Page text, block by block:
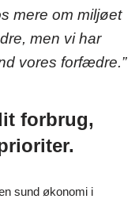
mere om miljøet
men vi har
vores forfædre.”
forbrug,
sund økonomi i